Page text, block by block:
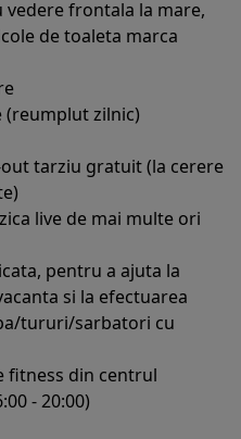
vedere frontala la mare,
de toaleta marca
(reumplut zilnic)
tarziu gratuit (la cerere
live de mai multe ori
pentru a ajuta la
si la efectuarea
tururi/sarbatori cu
fitness din centrul
- 20:00)